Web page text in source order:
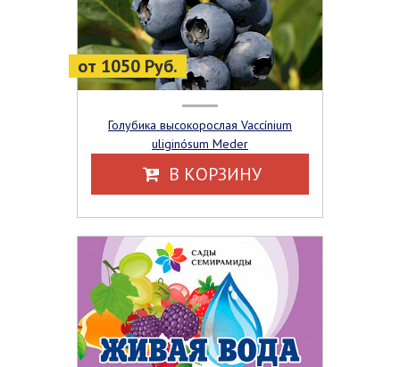
от 1050 Руб.
Голубика высокорослая Vaccínium
uliginósum Meder
В КОРЗИНУ